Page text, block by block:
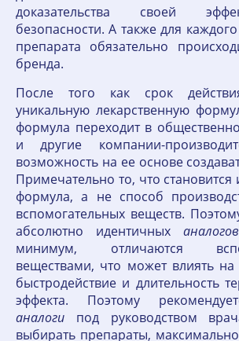
доказательства своей
безопасности. А также для
препарата обязательно
бренда.
После того как срок
уникальную лекарственную
формула переходит в
и другие компании-
возможность на ее основе
Примечательно то, что становится
формула, а не способ
вспомогательных веществ.
абсолютно идентичныханалогов
минимум, отличаются
веществами, что может влиять на
быстродействие и длительность
эффекта. Поэтому
аналоги под руководством
выбирать препараты,